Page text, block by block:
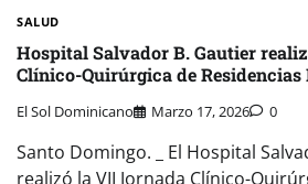
SALUD
Hospital Salvador B. Gautier
Clínico-Quirúrgica de Residencias
El Sol Dominicano Marzo 17, 2026 0
Santo Domingo. _ El Hospital
realizó la VII Jornada Clínico-